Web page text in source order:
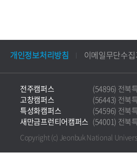
개인정보처리방침 이메일무단수
전주캠퍼스
(54896) 전북
고창캠퍼스
(56443) 전북
특성화캠퍼스
(54596) 전북
새만금프런티어캠퍼스 (54001) 전북
Copyright (c) Jeonbuk National